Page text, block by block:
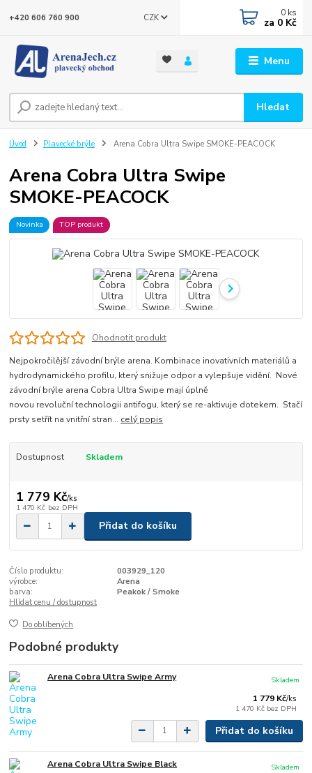
Menu
CZK
Hledat
+420 606 760 900 0 ks
za 0 Kč
Úvod Plavecké brýle Arena Cobra Ultra Swipe SMOKE-PEACOCK
Arena Cobra Ultra Swipe
SMOKE-PEACOCK
Novinka TOP produkt
Ohodnotit produkt
Nejpokročilější závodní brýle arena. Kombinace inovativních materiálů a
hydrodynamického profilu, který snižuje odpor a vylepšuje vidění. Nové
závodní brýle arena Cobra Ultra Swipe mají úplně
novou revoluční technologii antifogu, který se re-aktivuje dotekem. Stačí
prsty setřít na vnitřní stran... celý popis
Dostupnost Skladem
1 779 Kč/ks
1 470 Kč bez DPH
Přidat do košíku
Číslo produktu:
003929_120
výrobce:
Arena
barva:
Peakok / Smoke
Hlídat cenu / dostupnost
Do oblíbených
Podobné produkty
Arena Cobra Ultra Swipe Army
1 779 Kč/ks
1 470 Kč bez DPH
Skladem
Přidat do košíku
Arena Cobra Ultra Swipe Black
Skladem